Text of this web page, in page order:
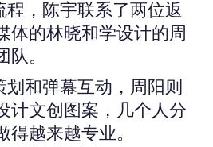
程，陈宇联系了两位返
体的林晓和学设计的周
队。
和弹幕互动，周阳则
计文创图案，几个人分
得越来越专业。